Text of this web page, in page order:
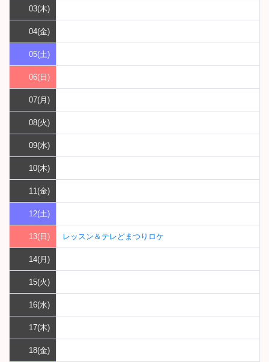
03(木)
04(金)
05(土)
06(日)
07(月)
08(火)
09(水)
10(木)
11(金)
12(土)
13(日) レッスン＆テレどまつりロケ
14(月)
15(火)
16(水)
17(木)
18(金)